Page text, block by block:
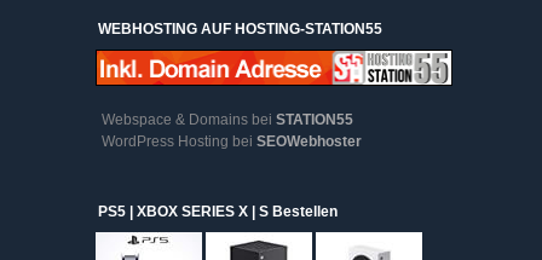
WEBHOSTING AUF HOSTING-STATION55
Webspace & Domains bei STATION55
WordPress Hosting bei SEOWebhoster
PS5 | XBOX SERIES X | S Bestellen